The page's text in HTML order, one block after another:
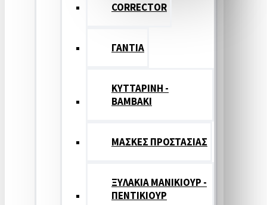
CORRECTOR
ΓΑΝΤΙΑ
ΚΥΤΤΑΡΙΝΗ -
ΒΑΜΒΑΚΙ
ΜΑΣΚΕΣ ΠΡΟΣΤΑΣΙΑΣ
ΞΥΛΑΚΙΑ ΜΑΝΙΚΙΟΥΡ -
ΠΕΝΤΙΚΙΟΥΡ